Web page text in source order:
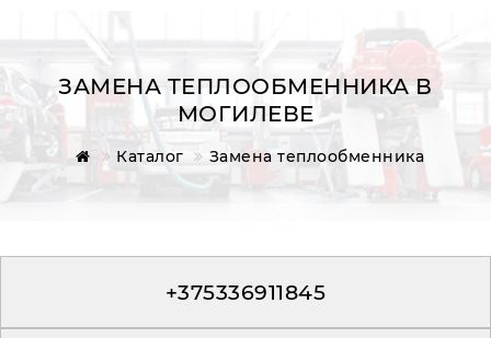
Главная
Обратная связь
ЗАМЕНА ТЕПЛООБМЕННИКА В
МОГИЛЕВЕ
Каталог Замена теплообменника
+375336911845